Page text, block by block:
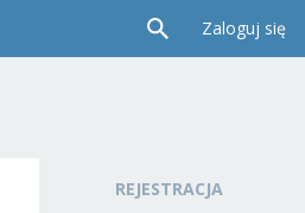
Zaloguj się
REJESTRACJA